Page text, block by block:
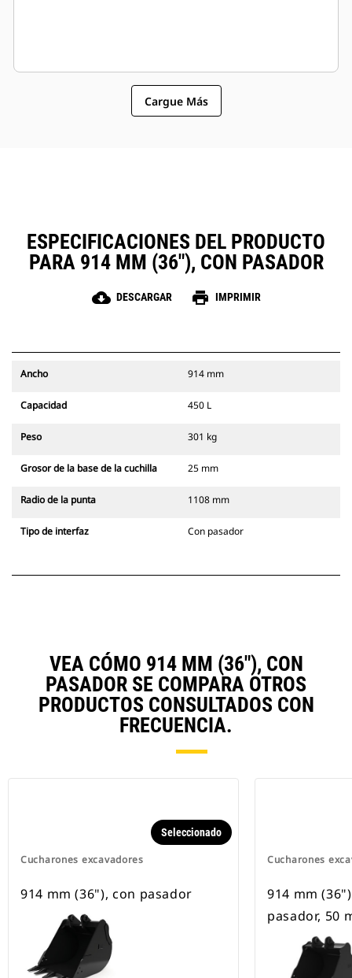
Cargue Más
ESPECIFICACIONES DEL PRODUCTO
PARA 914 MM (36"), CON PASADOR
cloud_download DESCARGAR print IMPRIMIR
Ancho 914 mm
Capacidad 450 L
Peso 301 kg
Grosor de la base de la cuchilla 25 mm
Radio de la punta 1108 mm
Tipo de interfaz Con pasador
VEA CÓMO 914 MM (36"), CON
PASADOR SE COMPARA OTROS
PRODUCTOS CONSULTADOS CON
FRECUENCIA.
Cucharones excavadores
Seleccionado
914 mm (36"), con pasador
Cucharones
914 mm
pasador, 50